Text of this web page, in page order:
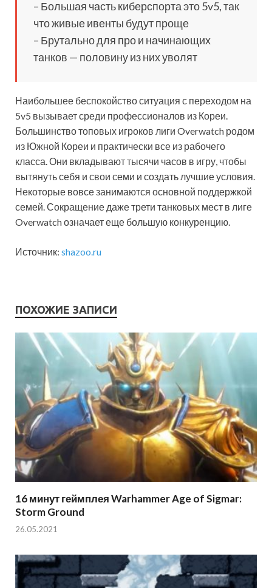
– Большая часть киберспорта это 5v5, так
что живые ивенты будут проще
– Брутально для про и начинающих
танков — половину из них уволят
Наибольшее беспокойство ситуация с переходом на
5v5 вызывает среди профессионалов из Кореи.
Большинство топовых игроков лиги Overwatch родом
из Южной Кореи и практически все из рабочего
класса. Они вкладывают тысячи часов в игру, чтобы
вытянуть себя и свои семи и создать лучшие условия.
Некоторые вовсе занимаются основной поддержкой
семей. Сокращение даже трети танковых мест в лиге
Overwatch означает еще большую конкуренцию.
Источник: shazoo.ru
ПОХОЖИЕ ЗАПИСИ
16 минут геймплея Warhammer Age of Sigmar:
Storm Ground
26.05.2021